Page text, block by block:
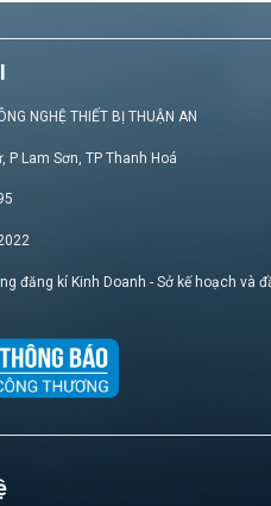
NGHỆ THIẾT BỊ THUẬN AN
P Lam Sơn, TP Thanh Hoá
đăng kí Kinh Doanh - Sở kế hoạch và